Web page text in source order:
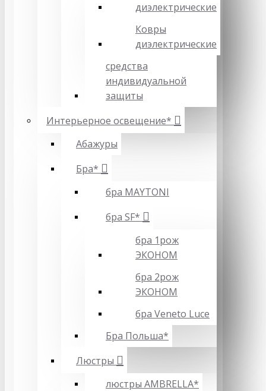
диэлектрические
Ковры
диэлектрические
средства
индивидуальной
защиты
Интерьерное освещение*
Абажуры
Бра*
бра MAYTONI
бра SF*
бра 1рож
ЭКОНОМ
бра 2рож
ЭКОНОМ
бра Veneto Luce
Бра Польша*
Люстры
люстры AMBRELLA*